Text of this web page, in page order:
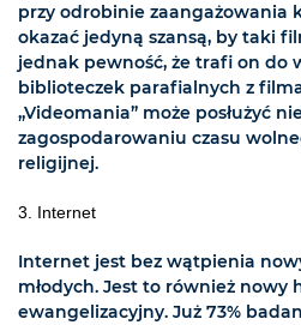
przy odrobinie zaangażowania
okazać jedyną szansą, by taki
jednak pewność, że trafi on do
biblioteczek parafialnych z
„Videomania” może posłużyć
zagospodarowaniu czasu
religijnej.
3. Internet
Internet jest bez wątpienia
młodych. Jest to również nowy
ewangelizacyjny. Już 73%